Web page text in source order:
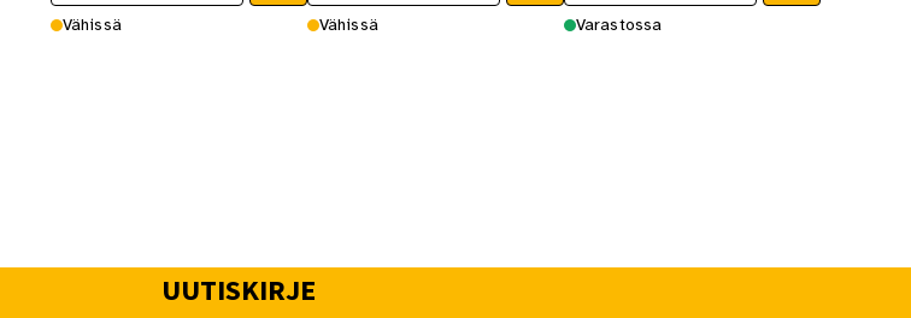
Vähissä Vähissä Varastossa
UUTISKIRJE